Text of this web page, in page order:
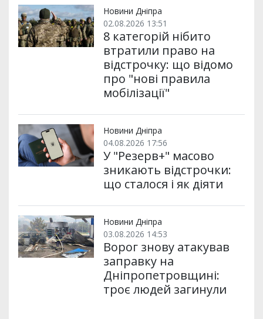
и k m p
Новини Дніпра
02.08.2026 13:51
8 категорій нібито
втратили право на
відстрочку: що відомо
про "нові правила
мобілізації"
Новини Дніпра
04.08.2026 17:56
У "Резерв+" масово
зникають відстрочки:
що сталося і як діяти
Новини Дніпра
03.08.2026 14:53
Ворог знову атакував
заправку на
Дніпропетровщині:
троє людей загинули